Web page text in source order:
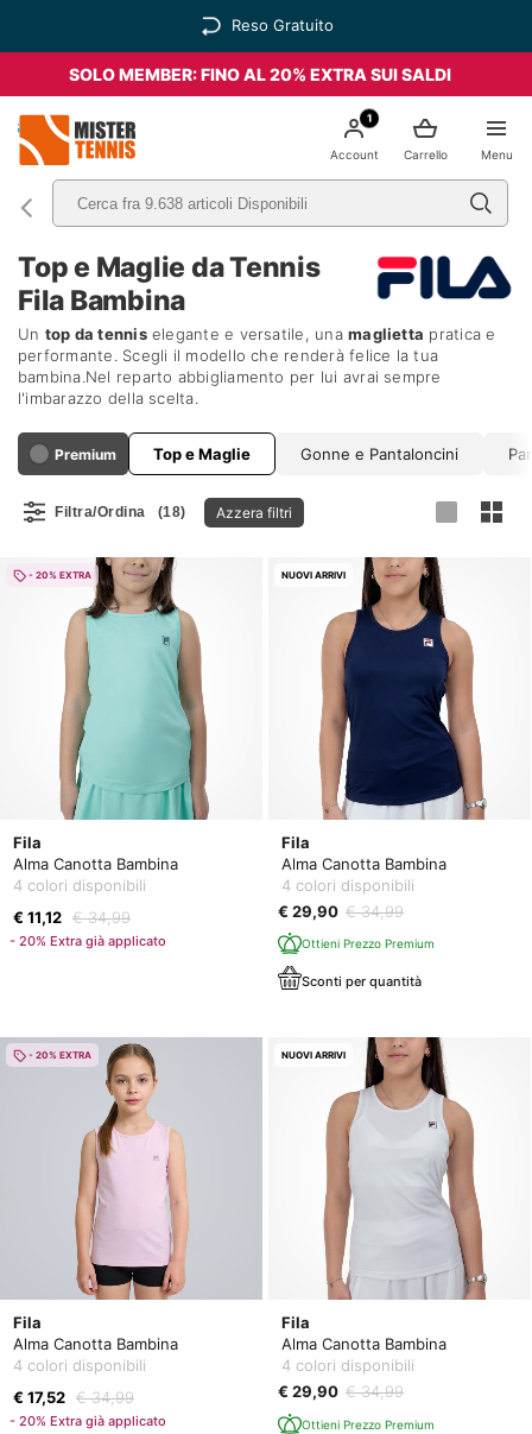
Reso Gratuito
SOLO MEMBER: FINO AL 20% EXTRA SUI SALDI
Menu
Carrello
1
Account
Top e Maglie da Tennis
Fila Bambina
Un top da tenniselegante e versatile, unamaglietta pratica e
performante. Scegli il modello che renderà felice la tua
bambina.Nel reparto abbigliamento per lui avrai sempre
l'imbarazzo della scelta.
Premium Top e Maglie Gonne e Pantaloncini
Filtra/Ordina (18) Azzera filtri
Fila
Alma Canotta Bambina
4 colori disponibili
€ 11,12 € 34,99
- 20% Extra già applicato
- 20% EXTRA
Fila
Alma Canotta Bambina
4 colori disponibili
€ 29,90 € 34,99
Ottieni Prezzo Premium
Sconti per quantità
NUOVI ARRIVI
Fila
Alma Canotta Bambina
4 colori disponibili
€ 17,52 € 34,99
- 20% Extra già applicato
- 20% EXTRA
Fila
Alma Canotta Bambina
4 colori disponibili
€ 29,90 € 34,99
Ottieni Prezzo Premium
NUOVI ARRIVI